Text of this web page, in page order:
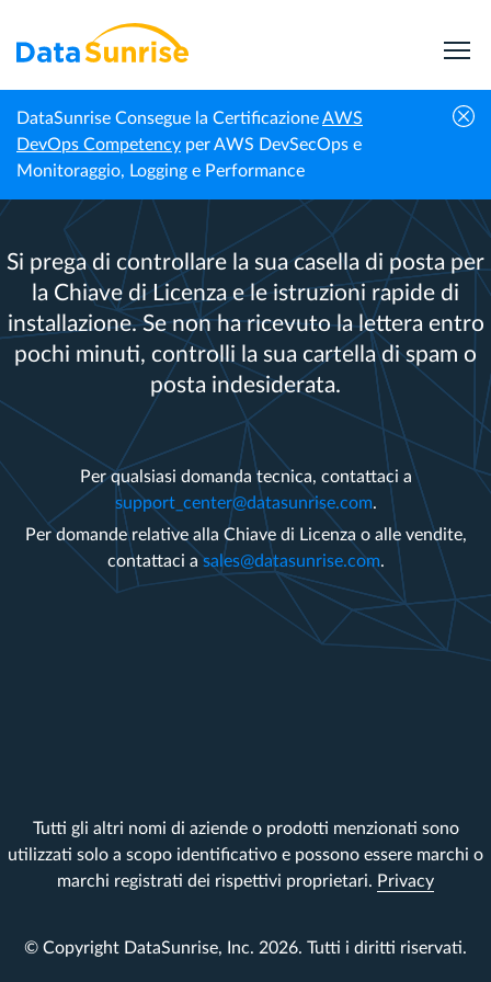
DataSunrise Consegue la CertificazioneAWS
DevOps Competency per AWS DevSecOps e
Monitoraggio, Logging e Performance
Grazie!
Si prega di controllare la sua casella di posta per
la Chiave di Licenza e le istruzioni rapide di
installazione. Se non ha ricevuto la lettera entro
pochi minuti, controlli la sua cartella di spam o
posta indesiderata.
Per qualsiasi domanda tecnica, contattaci a
support_center@datasunrise.com.
Per domande relative alla Chiave di Licenza o alle vendite,
contattaci asales@datasunrise.com.
Tutti gli altri nomi di aziende o prodotti menzionati sono
utilizzati solo a scopo identificativo e possono essere marchi o
marchi registrati dei rispettivi proprietari. Privacy
© Copyright DataSunrise, Inc. 2026. Tutti i diritti riservati.